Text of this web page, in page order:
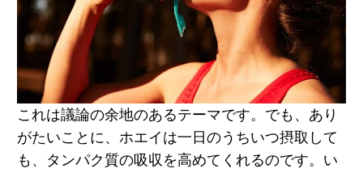
これは議論の余地のあるテーマです。でも、あり
がたいことに、ホエイは一日のうちいつ摂取して
も、タンパク質の吸収を高めてくれるのです。い